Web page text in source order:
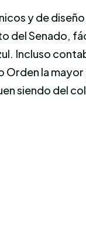
y de
del Senado,
Incluso
Orden la
siendo del